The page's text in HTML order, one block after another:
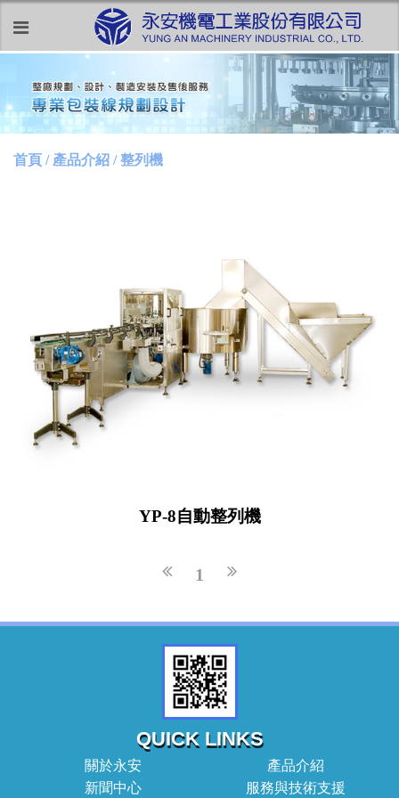
首頁 / 產品介紹 / 整列機
YP-8自動整列機
1
QUICK LINKS
關於永安
產品介紹
新聞中心
服務與技術支援